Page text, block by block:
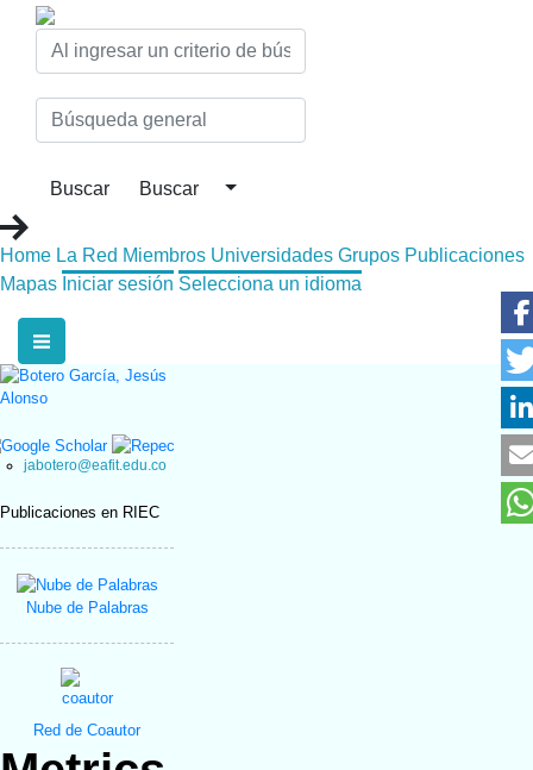
Home La Red Miembros Universidades Grupos Publicaciones
Mapas Iniciar sesión Selecciona un idioma
jabotero@eafit.edu.co​​
Publicaciones en RIEC
Nube de Palabras
Red de Coautor